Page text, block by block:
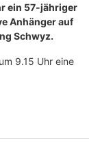
ein 57-jähriger
Anhänger auf
Schwyz.
9.15 Uhr eine